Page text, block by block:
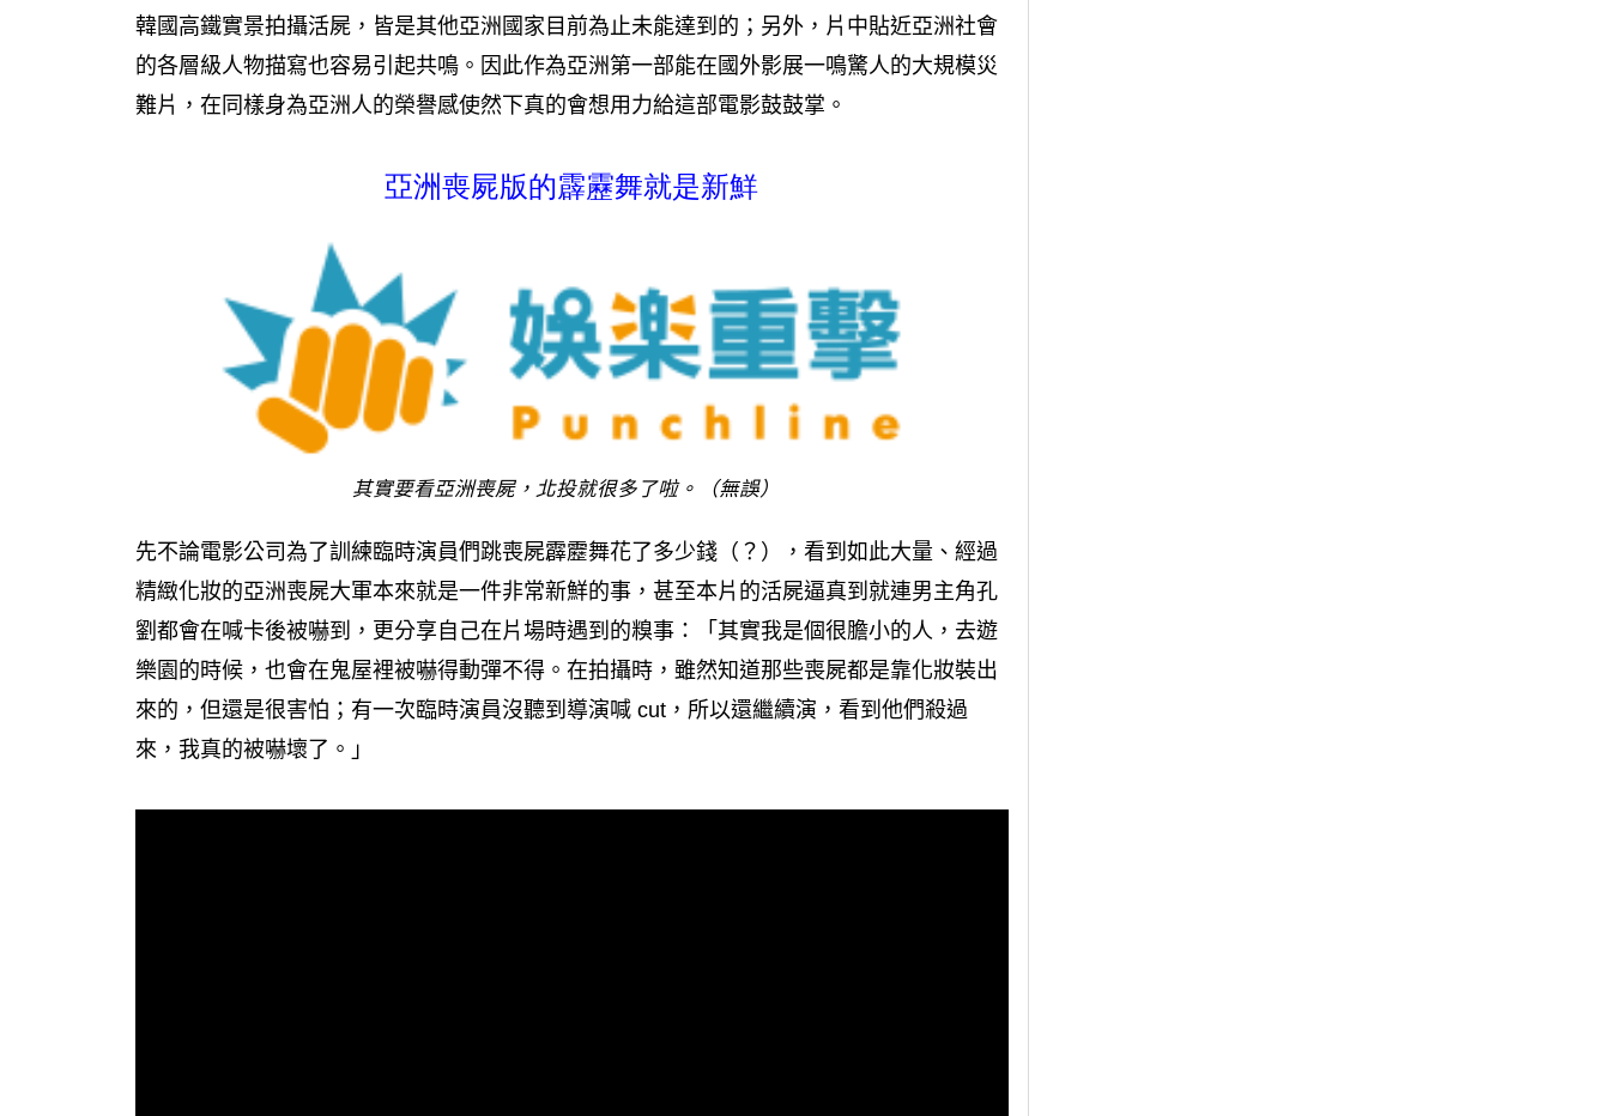
韓國高鐵實景拍攝活屍，皆是其他亞洲國家目前為止未能達到的；另外，片中貼近亞洲社會
的各層級人物描寫也容易引起共鳴。因此作為亞洲第一部能在國外影展一鳴驚人的大規模災
難片，在同樣身為亞洲人的榮譽感使然下真的會想用力給這部電影鼓鼓掌。
亞洲喪屍版的霹靂舞就是新鮮
其實要看亞洲喪屍，北投就很多了啦。（無誤）
先不論電影公司為了訓練臨時演員們跳喪屍霹靂舞花了多少錢（？），看到如此大量、經過
精緻化妝的亞洲喪屍大軍本來就是一件非常新鮮的事，甚至本片的活屍逼真到就連男主角孔
劉都會在喊卡後被嚇到，更分享自己在片場時遇到的糗事：「其實我是個很膽小的人，去遊
樂園的時候，也會在鬼屋裡被嚇得動彈不得。在拍攝時，雖然知道那些喪屍都是靠化妝裝出
來的，但還是很害怕；有一次臨時演員沒聽到導演喊 cut，所以還繼續演，看到他們殺過
來，我真的被嚇壞了。」